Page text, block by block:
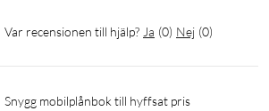
Var recensionen till hjälp? Ja (0) Nej (0)
Snygg mobilplånbok till hyffsat pris